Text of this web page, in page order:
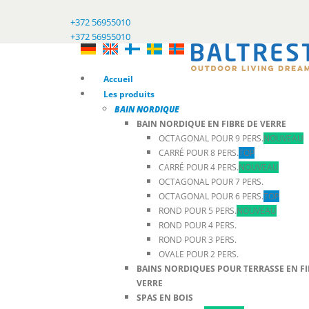
+372 56955010
+372 56955010
Accueil
Les produits
BAIN NORDIQUE
BAIN NORDIQUE EN FIBRE DE VERRE
OCTAGONAL POUR 9 PERS.NOUVEAU
CARRÉ POUR 8 PERS.TOP
CARRÉ POUR 4 PERS.NOUVEAU
OCTAGONAL POUR 7 PERS.
OCTAGONAL POUR 6 PERS.TOP
ROND POUR 5 PERS.NOUVEAU
ROND POUR 4 PERS.
ROND POUR 3 PERS.
OVALE POUR 2 PERS.
BAINS NORDIQUES POUR TERRASSE EN
VERRE
SPAS EN BOIS